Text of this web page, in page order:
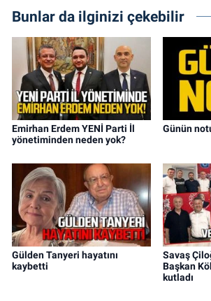
Bunlar da ilginizi çekebilir
Emirhan Erdem YENİ Parti İl
yönetiminden neden yok?
Günün
Gülden Tanyeri hayatını
kaybetti
Savaş
Başkan
kutladı